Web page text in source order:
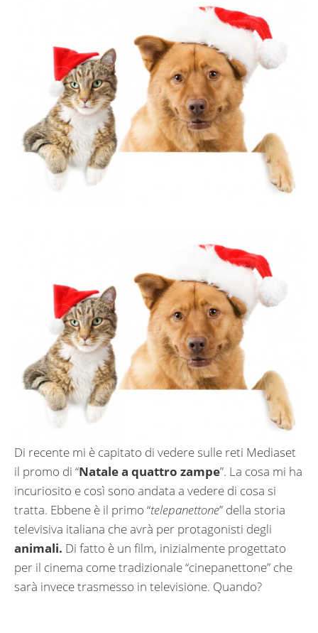
Di recente mi è capitato di vedere sulle reti Mediaset
il promo di “Natale a quattro zampe”. La cosa mi ha
incuriosito e così sono andata a vedere di cosa si
tratta. Ebbene è il primo “telepanettone” della storia
televisiva italiana che avrà per protagonisti degli
animali. Di fatto è un film, inizialmente progettato
per il cinema come tradizionale “cinepanettone” che
sarà invece trasmesso in televisione. Quando?